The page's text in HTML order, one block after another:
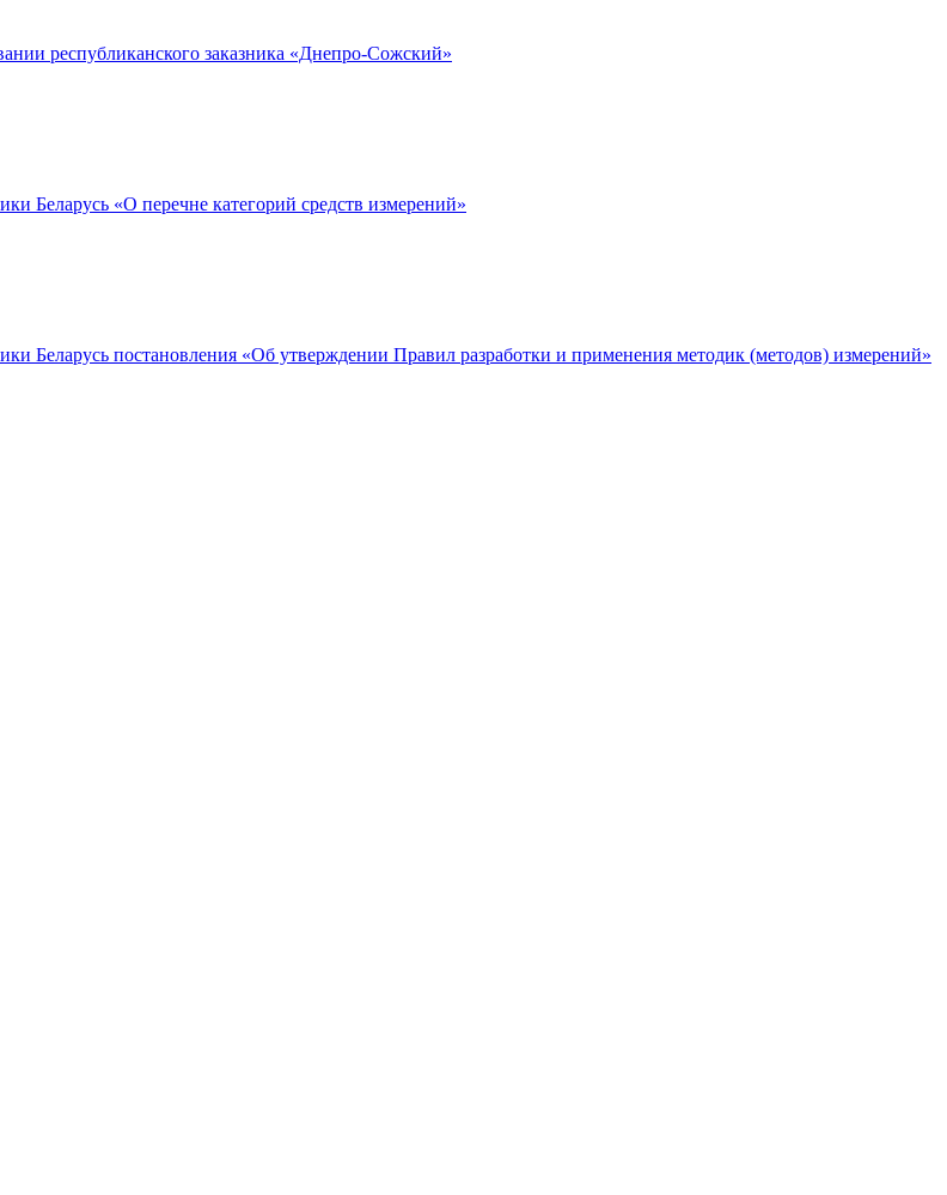
республиканского заказника «Днепро-Сожский»
Беларусь «О перечне категорий средств измерений»
Беларусь постановления «Об утверждении Правил разработки и применения методик (методов) измерений»